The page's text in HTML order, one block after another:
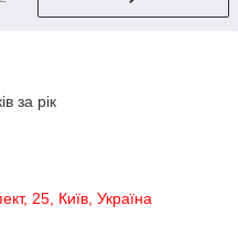
за рік
25, Київ, Україна